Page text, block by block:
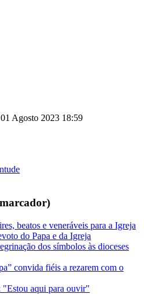
Agosto 2023 18:59
beatos e veneráveis para a Igreja
do Papa e da Igreja
dos símbolos às dioceses
convida fiéis a rezarem com o
"Estou aqui para ouvir"